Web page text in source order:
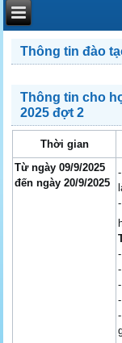
Thông tin đào
Thông tin cho
2025 đợt 2
Thời gian
Từ ngày 09/9/2025
đến ngày 20/9/2025
-
-
-
-
-